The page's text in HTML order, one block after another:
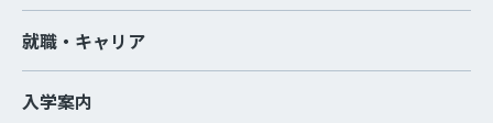
就職・キャリア
入学案内